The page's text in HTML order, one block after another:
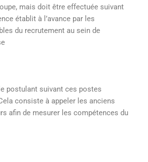
mais doit être effectuée suivant
établit à l’avance par les
du recrutement au sein de
postulant suivant ces postes
consiste à appeler les anciens
afin de mesurer les compétences du